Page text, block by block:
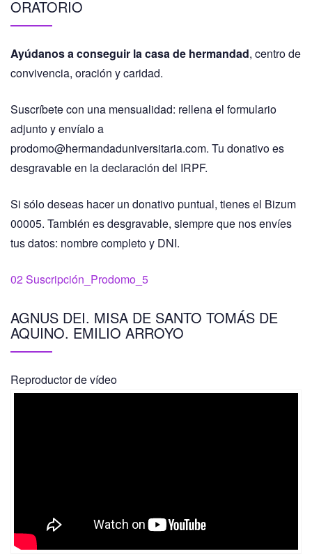
ORATORIO
Ayúdanos a conseguir la casa de hermandad, centro de
convivencia, oración y caridad.
Suscríbete con una mensualidad: rellena el formulario
adjunto y envíalo a
prodomo@hermandaduniversitaria.com. Tu donativo es
desgravable en la declaración del IRPF.
Si sólo deseas hacer un donativo puntual, tienes el Bizum
00005. También es desgravable, siempre que nos envíes
tus datos: nombre completo y DNI.
02 Suscripción_Prodomo_5
AGNUS DEI. MISA DE SANTO TOMÁS DE
AQUINO. EMILIO ARROYO
Reproductor de vídeo